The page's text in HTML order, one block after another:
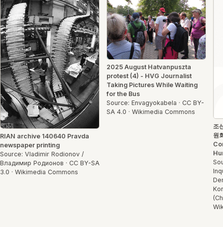
RIAN archive 140640 Pravda
newspaper printing
Source: Vladimir Rodionov /
Владимир Родионов · CC BY-SA
3.0 · Wikimedia Commons
2025 August Hatvanpuszta
protest (4) - HVG Journalist
Taking Pictures While Waiting
for the Bus
Source: Envagyokabela · CC BY-
SA 4.0 · Wikimedia Commons
조
원